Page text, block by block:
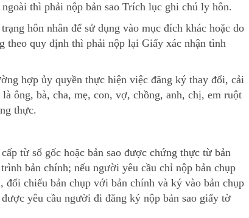
thì phải nộp bản sao Trích lục ghi chú ly hôn.
hôn nhân để sử dụng vào mục đích khác hoặc do
theo quy định thì phải nộp lại Giấy xác nhận tình
hợp ủy quyền thực hiện việc đăng ký thay đổi, cải
ông, bà, cha, mẹ, con, vợ, chồng, anh, chị, em ruột
thực.
từ sổ gốc hoặc bản sao được chứng thực từ bản
bản chính; nếu người yêu cầu chỉ nộp bản chụp
chiếu bản chụp với bản chính và ký vào bản chụp
yêu cầu người đi đăng ký nộp bản sao giấy tờ